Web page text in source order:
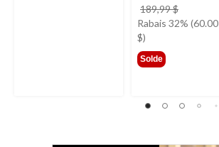
189,99 $
était
Rabais 32% (60.00
$)
Solde